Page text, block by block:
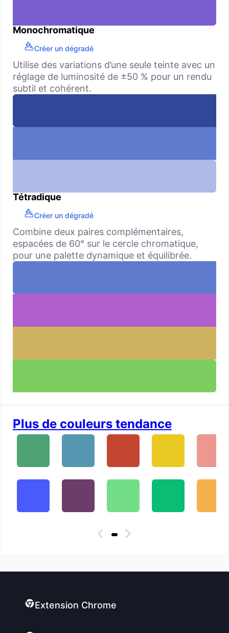
Monochromatique
Créer un dégradé
Utilise des variations d’une seule teinte avec un
réglage de luminosité de ±50 % pour un rendu
subtil et cohérent.
Tétradique
Créer un dégradé
Combine deux paires complémentaires,
espacées de 60° sur le cercle chromatique,
pour une palette dynamique et équilibrée.
Plus de couleurs tendance
Extension Chrome